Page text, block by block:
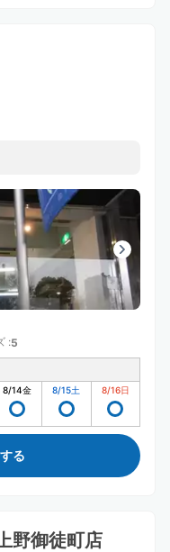
:5
8/14金 8/15土 8/16日
る
野御徒町店